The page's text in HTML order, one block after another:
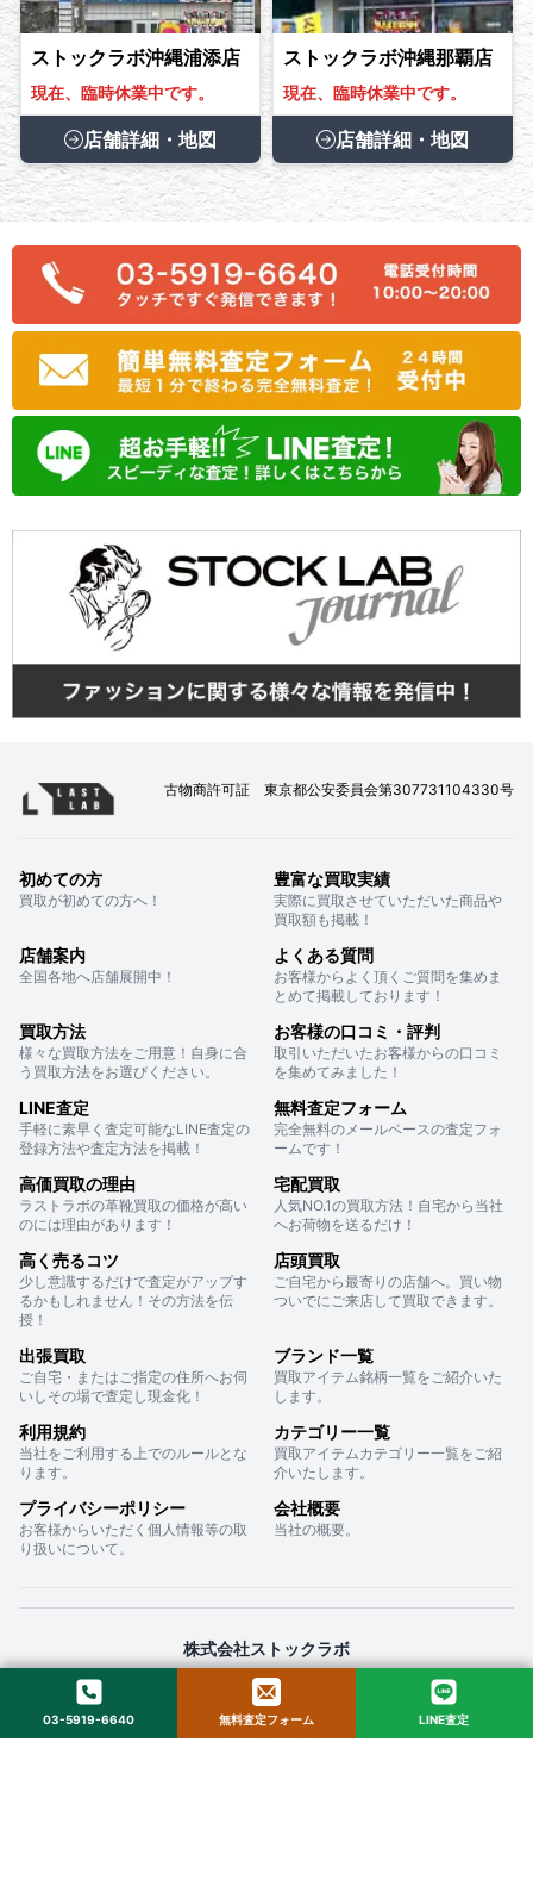
ストックラボ沖縄浦添店
現在、臨時休業中です。
店舗詳細・地図
ストックラボ沖縄那覇店
現在、臨時休業中です。
店舗詳細・地図
古物商許可証 東京都公安委員会第307731104330号
初めての方
買取が初めての方へ！
豊富な買取実績
実際に買取させていただいた商品や
買取額も掲載！
店舗案内
全国各地へ店舗展開中！
よくある質問
お客様からよく頂くご質問を集めま
とめて掲載しております！
買取方法
様々な買取方法をご用意！自身に合
う買取方法をお選びください。
お客様の口コミ・評判
取引いただいたお客様からの口コミ
を集めてみました！
LINE査定
手軽に素早く査定可能なLINE査定の
登録方法や査定方法を掲載！
無料査定フォーム
完全無料のメールベースの査定フォ
ームです！
高価買取の理由
ラストラボの革靴買取の価格が高い
のには理由があります！
宅配買取
人気NO.1の買取方法！自宅から当社
へお荷物を送るだけ！
高く売るコツ
少し意識するだけで査定がアップす
るかもしれません！その方法を伝
授！
店頭買取
ご自宅から最寄りの店舗へ。買い物
ついでにご来店して買取できます。
出張買取
ご自宅・またはご指定の住所へお伺
いしその場で査定し現金化！
ブランド一覧
買取アイテム銘柄一覧をご紹介いた
します。
利用規約
当社をご利用する上でのルールとな
ります。
カテゴリー一覧
買取アイテムカテゴリー一覧をご紹
介いたします。
プライバシーポリシー
お客様からいただく個人情報等の取
り扱いについて。
会社概要
当社の概要。
株式会社ストックラボ
〒160-0022 東京都新宿区新宿２丁目１２−１６ セントフォービル ２０３
© 2025 StockLab. All Rights Reserved.
03-5919-6640 無料査定フォーム LINE査定